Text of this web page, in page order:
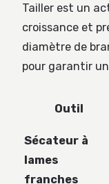
Tailler est un
croissance et
diamètre de
pour garantir
Outil
Sécateur à
lames
franches